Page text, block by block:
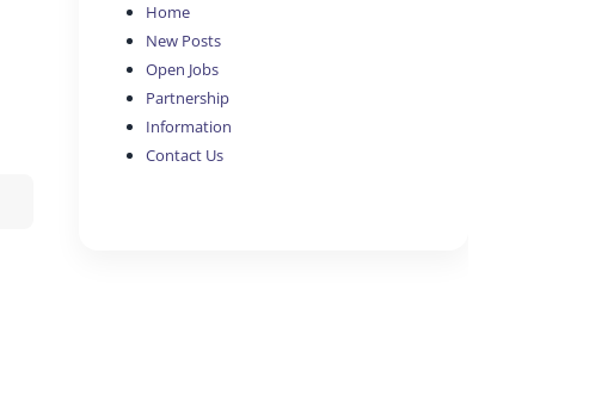
Home
New Posts
Open Jobs
Partnership
Information
Contact Us